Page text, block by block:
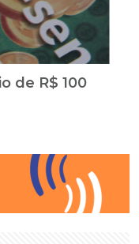
de R$ 100